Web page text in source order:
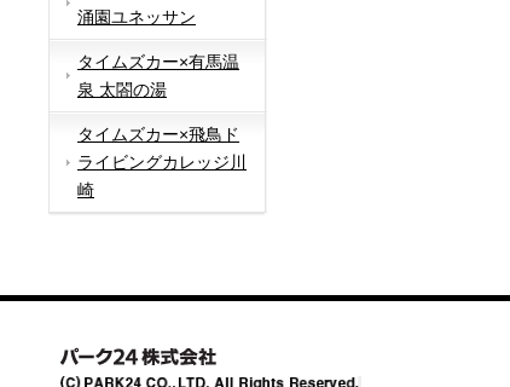
涌園ユネッサン
タイムズカー×有馬温
泉 太閤の湯
タイムズカー×飛鳥ド
ライビングカレッジ川
崎